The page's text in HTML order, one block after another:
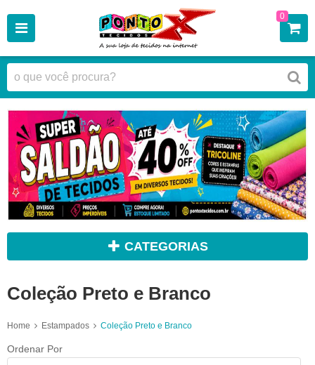
0
CATEGORIAS
Coleção Preto e Branco
Home Estampados Coleção Preto e Branco
Ordenar Por